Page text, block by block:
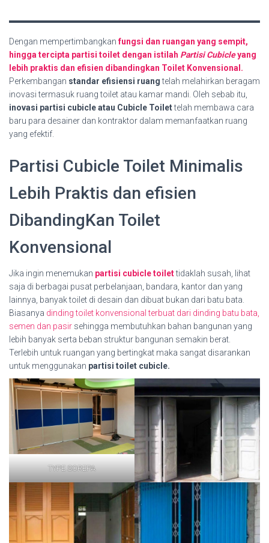
Dengan mempertimbangkanfungsi dan ruangan yang sempit,
hingga tercipta partisi toilet dengan istilah Partisi Cubicleyang
lebih praktis dan efisien dibandingkan Toilet Konvensional.
Perkembangan standar efisiensi ruangtelah melahirkan beragam
inovasi termasuk ruang toilet atau kamar mandi. Oleh sebab itu,
inovasi partisi cubicle atau Cubicle Toilettelah membawa cara
baru para desainer dan kontraktor dalam memanfaatkan ruang
yang efektif.
Partisi Cubicle Toilet Minimalis
Lebih Praktis dan efisien
DibandingKan Toilet
Konvensional
Jika ingin menemukan partisi cubicle toilettidaklah susah, lihat
saja di berbagai pusat perbelanjaan, bandara, kantor dan yang
lainnya, banyak toilet di desain dan dibuat bukan dari batu bata.
Biasanya dinding toilet konvensional terbuat dari dinding batu bata,
semen dan pasir sehingga membutuhkan bahan bangunan yang
lebih banyak serta beban struktur bangunan semakin berat.
Terlebih untuk ruangan yang bertingkat maka sangat disarankan
untuk menggunakan partisi toilet cubicle.
TYPE SOREPA